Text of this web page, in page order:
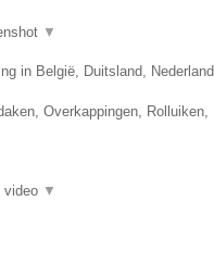
▼
in België, Duitsland, Nederland
Overkappingen, Rolluiken,
video ▼